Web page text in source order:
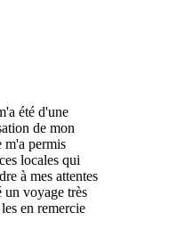
été d'une
de mon
m'a permis
locales qui
à mes attentes
un voyage très
en remercie